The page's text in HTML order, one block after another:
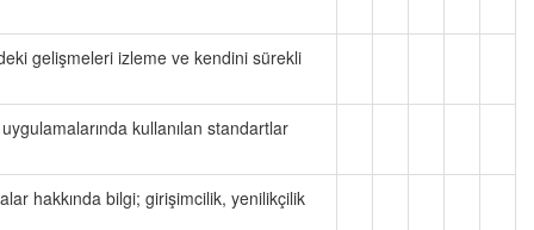
gelişmeleri izleme ve kendini sürekli
kullanılan standartlar
hakkında bilgi; girişimcilik, yenilikçilik